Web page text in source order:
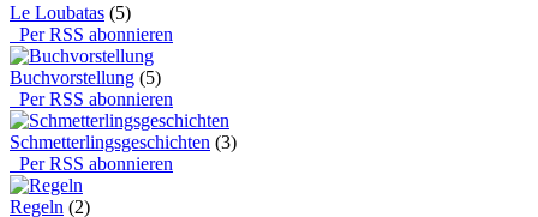
Le Loubatas (5)
Per RSS abonnieren
Buchvorstellung (5)
Per RSS abonnieren
Schmetterlingsgeschichten (3)
Per RSS abonnieren
Regeln (2)